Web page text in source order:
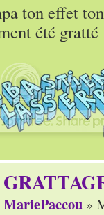
ton effet
été gratté
MariePaccou »